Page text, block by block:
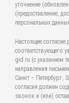
уточнение
(предоставление,
персональных
Настоящее
соответствующего
gid.ru (с указанием
направления
Санкт – Петербург,
согласия должен
звонок и (или)